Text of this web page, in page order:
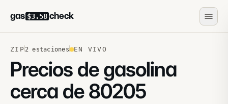
gas $3.58 check
ZIP 2 estaciones EN VIVO
Precios de gasolina
cerca de80205